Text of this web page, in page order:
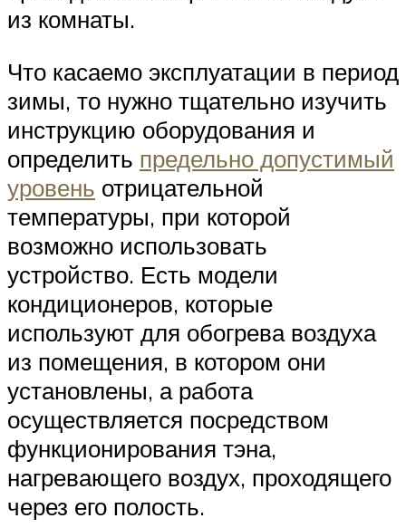
из комнаты.
Что касаемо эксплуатации в период
зимы, то нужно тщательно изучить
инструкцию оборудования и
определить предельно допустимый
уровень отрицательной
температуры, при которой
возможно использовать
устройство. Есть модели
кондиционеров, которые
используют для обогрева воздуха
из помещения, в котором они
установлены, а работа
осуществляется посредством
функционирования тэна,
нагревающего воздух, проходящего
через его полость.